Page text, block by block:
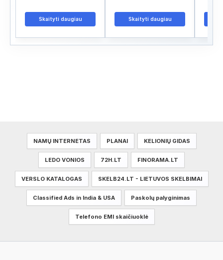
Skaityti daugiau Skaityti daugiau
NAMŲ INTERNETAS PLANAI KELIONIŲ GIDAS
LEDO VONIOS 72H.LT FINORAMA.LT
VERSLO KATALOGAS SKELB24.LT - LIETUVOS SKELBIMAI
Classified Ads in India & USA Paskolų palyginimas
Telefono EMI skaičiuoklė